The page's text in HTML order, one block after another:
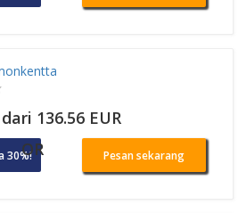
136.56 EUR
30%!OR Pesan sekarang